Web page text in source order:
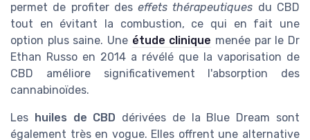
permet de profiter deseffets thérapeutiques du CBD
tout en évitant la combustion, ce qui en fait une
option plus saine. Une étude clinique menée par le Dr
Ethan Russo en 2014 a révélé que la vaporisation de
CBD améliore significativement l'absorption des
cannabinoïdes.
Les huiles de CBD dérivées de la Blue Dream sont
également très en vogue. Elles offrent une alternative